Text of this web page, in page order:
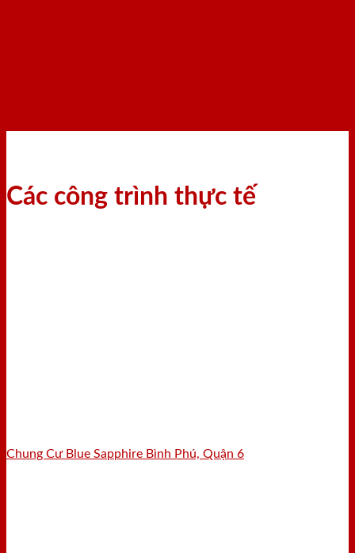
Các công trình thực tế
Chung Cư Blue Sapphire Bình Phú, Quận 6